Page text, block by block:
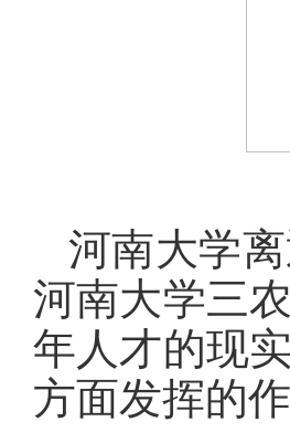
河南大学
河南大学三
年人才的现
方面发挥的作